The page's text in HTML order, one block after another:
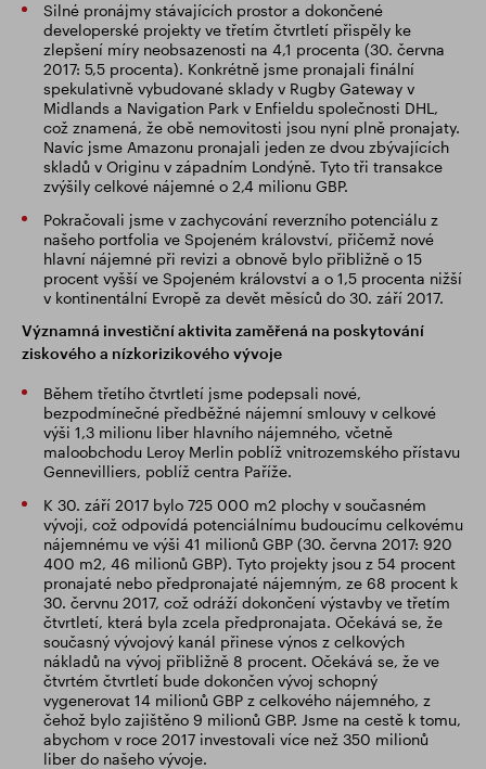
Silné pronájmy stávajících prostor a dokončené
developerské projekty ve třetím čtvrtletí přispěly ke
zlepšení míry neobsazenosti na 4,1 procenta (30. června
2017: 5,5 procenta). Konkrétně jsme pronajali finální
spekulativně vybudované sklady v Rugby Gateway v
Midlands a Navigation Park v Enfieldu společnosti DHL,
což znamená, že obě nemovitosti jsou nyní plně pronajaty.
Navíc jsme Amazonu pronajali jeden ze dvou zbývajících
skladů v Originu v západním Londýně. Tyto tři transakce
zvýšily celkové nájemné o 2,4 milionu GBP.
Pokračovali jsme v zachycování reverzního potenciálu z
našeho portfolia ve Spojeném království, přičemž nové
hlavní nájemné při revizi a obnově bylo přibližně o 15
procent vyšší ve Spojeném království a o 1,5 procenta nižší
v kontinentální Evropě za devět měsíců do 30. září 2017.
Významná investiční aktivita zaměřená na poskytování
ziskového a nízkorizikového vývoje
Během třetího čtvrtletí jsme podepsali nové,
bezpodmínečné předběžné nájemní smlouvy v celkové
výši 1,3 milionu liber hlavního nájemného, včetně
maloobchodu Leroy Merlin poblíž vnitrozemského přístavu
Gennevilliers, poblíž centra Paříže.
K 30. září 2017 bylo 725 000 m2 plochy v současném
vývoji, což odpovídá potenciálnímu budoucímu celkovému
nájemnému ve výši 41 milionů GBP (30. června 2017: 920
400 m2, 46 milionů GBP). Tyto projekty jsou z 54 procent
pronajaté nebo předpronajaté nájemným, ze 68 procent k
30. červnu 2017, což odráží dokončení výstavby ve třetím
čtvrtletí, která byla zcela předpronajata. Očekává se, že
současný vývojový kanál přinese výnos z celkových
nákladů na vývoj přibližně 8 procent. Očekává se, že ve
čtvrtém čtvrtletí bude dokončen vývoj schopný
vygenerovat 14 milionů GBP z celkového nájemného, z
čehož bylo zajištěno 9 milionů GBP. Jsme na cestě k tomu,
abychom v roce 2017 investovali více než 350 milionů
liber do našeho vývoje.